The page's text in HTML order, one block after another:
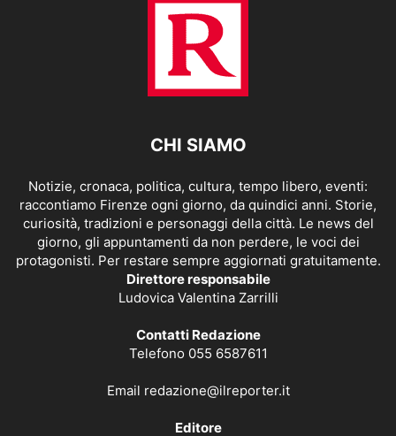
CHI SIAMO
Notizie, cronaca, politica, cultura, tempo libero, eventi:
raccontiamo Firenze ogni giorno, da quindici anni. Storie,
curiosità, tradizioni e personaggi della città. Le news del
giorno, gli appuntamenti da non perdere, le voci dei
protagonisti. Per restare sempre aggiornati gratuitamente.
Direttore responsabile
Ludovica Valentina Zarrilli
Contatti Redazione
Telefono 055 6587611
Email redazione@ilreporter.it
Editore